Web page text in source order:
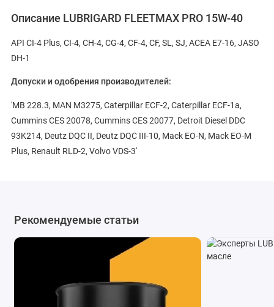
Описание LUBRIGARD FLEETMAX PRO 15W-40
API CI-4 Plus, CI-4, CH-4, CG-4, CF-4, CF, SL, SJ, АСEА E7-16, JASO
DH-1
Допуски и одобрения производителей:
'MB 228.3, MAN M3275, Caterpillar ECF-2, Caterpillar ECF-1a,
Cummins CES 20078, Cummins CES 20077, Detroit Diesel DDC
93K214, Deutz DQC II, Deutz DQC III-10, Mack EO-N, Mack EO-M
Plus, Renault RLD-2, Volvo VDS-3'
Рекомендуемые статьи